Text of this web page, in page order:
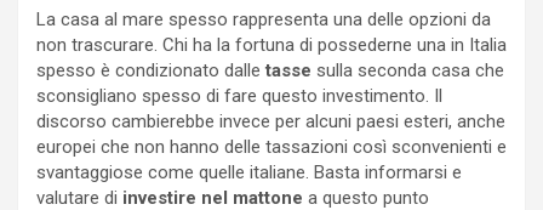
La casa al mare spesso rappresenta una delle opzioni da
non trascurare. Chi ha la fortuna di possederne una in Italia
spesso è condizionato dalletasse sulla seconda casa che
sconsigliano spesso di fare questo investimento. Il
discorso cambierebbe invece per alcuni paesi esteri, anche
europei che non hanno delle tassazioni così sconvenienti e
svantaggiose come quelle italiane. Basta informarsi e
valutare di investire nel mattone a questo punto